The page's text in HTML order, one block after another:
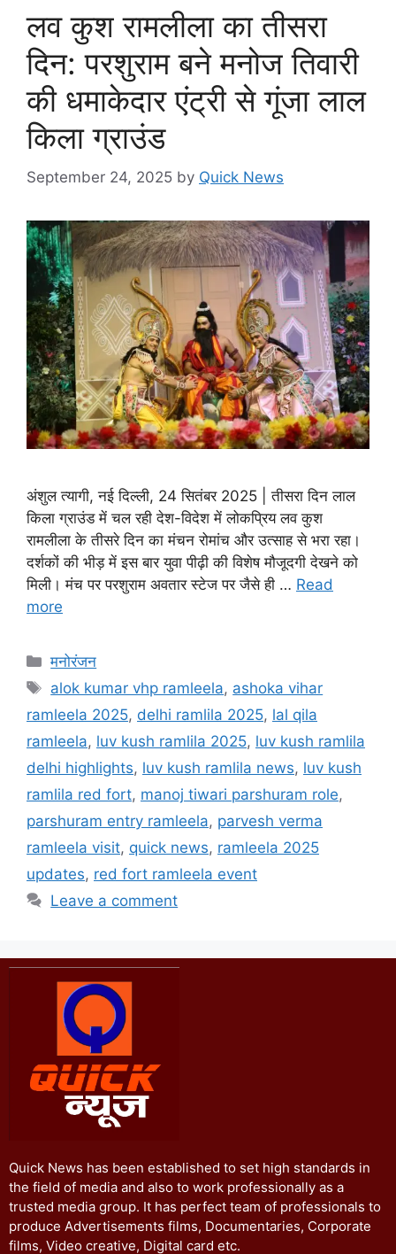
लव कुश रामलीला का तीसरा
दिन: परशुराम बने मनोज तिवारी
की धमाकेदार एंट्री से गूंजा लाल
किला ग्राउंड
September 24, 2025 by Quick News
अंशुल त्यागी, नई दिल्ली, 24 सितंबर 2025 | तीसरा दिन लाल
किला ग्राउंड में चल रही देश-विदेश में लोकप्रिय लव कुश
रामलीला के तीसरे दिन का मंचन रोमांच और उत्साह से भरा रहा।
दर्शकों की भीड़ में इस बार युवा पीढ़ी की विशेष मौजूदगी देखने को
मिली। मंच पर परशुराम अवतार स्टेज पर जैसे ही … Read
more
मनोरंजन
alok kumar vhp ramleela, ashoka vihar
ramleela 2025, delhi ramlila 2025, lal qila
ramleela, luv kush ramlila 2025, luv kush ramlila
delhi highlights, luv kush ramlila news, luv kush
ramlila red fort, manoj tiwari parshuram role,
parshuram entry ramleela, parvesh verma
ramleela visit, quick news, ramleela 2025
updates, red fort ramleela event
Leave a comment
Quick News has been established to set high standards in
the field of media and also to work professionally as a
trusted media group. It has perfect team of professionals to
produce Advertisements films, Documentaries, Corporate
films, Video creative, Digital card etc.